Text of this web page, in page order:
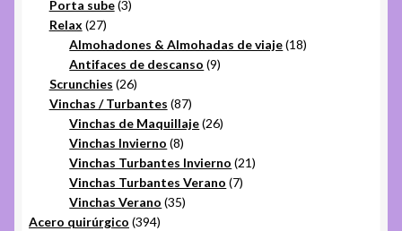
productos
Porta sube 33
Relax 2727
productos
Almohadones & Almohadas de viaje 1818
Antifaces de descanso 99
Scrunchies 2626
productos
Vinchas / Turbantes 8787
productos
Vinchas de Maquillaje 2626
Vinchas Invierno 88
productos
Vinchas Turbantes Invierno 2121
Vinchas Turbantes Verano 77
Vinchas Verano 3535
Acero quirúrgico 394394